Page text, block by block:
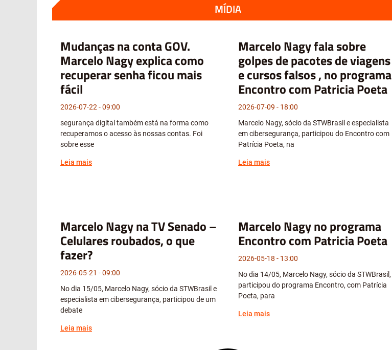
MÍDIA
Mudanças na conta GOV.
Marcelo Nagy explica como
recuperar senha ficou mais
fácil
2026-07-22
09:00
segurança digital também está na forma como
recuperamos o acesso às nossas contas. Foi
sobre esse
Leia mais
Marcelo Nagy fala sobre
golpes de pacotes de viagens
e cursos falsos , no programa
Encontro com Patricia Poeta
2026-07-09
18:00
Marcelo Nagy, sócio da STWBrasil e especialista
em cibersegurança, participou do Encontro com
Patrícia Poeta, na
Leia mais
Marcelo Nagy na TV Senado –
Celulares roubados, o que
fazer?
2026-05-21
09:00
No dia 15/05, Marcelo Nagy, sócio da STWBrasil e
especialista em cibersegurança, participou de um
debate
Leia mais
Marcelo Nagy no programa
Encontro com Patricia Poeta
2026-05-18
13:00
No dia 14/05, Marcelo Nagy, sócio da STWBrasil,
participou do programa Encontro, com Patrícia
Poeta, para
Leia mais